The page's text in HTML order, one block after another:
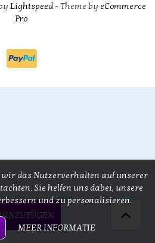
Lightspeed- Theme by eCommerce
Pro
wir das Nutzerverhalten auf unserer
Sie helfen uns dabei, unsere
und zu personalisieren.
MEER INFORMATIE